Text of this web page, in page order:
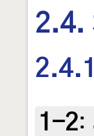
2.4.
1-2: